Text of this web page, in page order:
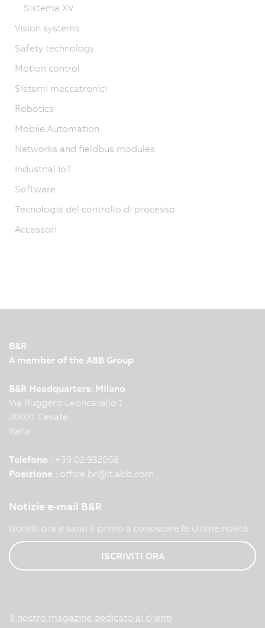
Sistema XV
Vision systems
Safety technology
Motion control
Sistemi meccatronici
Robotics
Mobile Automation
Networks and fieldbus modules
Industrial IoT
Software
Tecnologia del controllo di processo
Accessori
B&R
A member of the ABB Group
B&R Headquarters: Milano
Via Ruggero Leoncavallo 1
20031 Cesate
Italia
Telefono : +39 02 932058
Posizione : office.br@it.abb.com
Notizie e-mail B&R
Iscriviti ora e sarai il primo a conoscere le ultime novità.
ISCRIVITI ORA
Il nostro magazine dedicato ai clienti